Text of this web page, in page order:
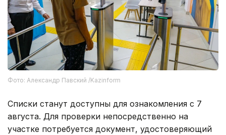
Фото: Александр Павский /Kazinform
Списки станут доступны для ознакомления с 7
августа. Для проверки непосредственно на
участке потребуется документ, удостоверяющий